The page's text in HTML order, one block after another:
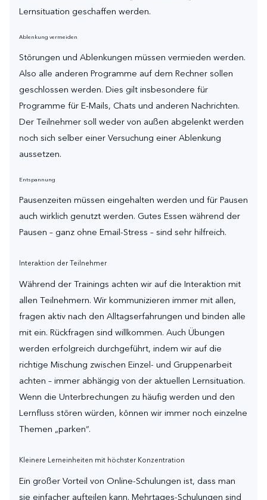
Lernsituation geschaffen werden.
Ablenkung vermeiden
Störungen und Ablenkungen müssen vermieden werden.
Also alle anderen Programme auf dem Rechner sollen
geschlossen werden. Dies gilt insbesondere für
Programme für E-Mails, Chats und anderen Nachrichten.
Der Teilnehmer soll weder von außen abgelenkt werden
noch sich selber einer Versuchung einer Ablenkung
aussetzen.
Entspannung
Pausenzeiten müssen eingehalten werden und für Pausen
auch wirklich genutzt werden. Gutes Essen während der
Pausen – ganz ohne Email-Stress – sind sehr hilfreich.
Interaktion der Teilnehmer
Während der Trainings achten wir auf die Interaktion mit
allen Teilnehmern. Wir kommunizieren immer mit allen,
fragen aktiv nach den Alltagserfahrungen und binden alle
mit ein. Rückfragen sind willkommen. Auch Übungen
werden erfolgreich durchgeführt, indem wir auf die
richtige Mischung zwischen Einzel- und Gruppenarbeit
achten – immer abhängig von der aktuellen Lernsituation.
Wenn die Unterbrechungen zu häufig werden und den
Lernfluss stören würden, können wir immer noch einzelne
Themen „parken“.
Kleinere Lerneinheiten mit höchster Konzentration
Ein großer Vorteil von Online-Schulungen ist, dass man
sie einfacher aufteilen kann. Mehrtages-Schulungen sind